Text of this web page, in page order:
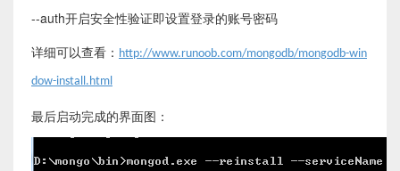
--auth开启安全性验证即设置登录的账号密码
详细可以查看： http://www.runoob.com/mongodb/mongodb-win
dow-install.html
最后启动完成的界面图：